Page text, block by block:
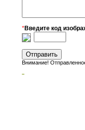
*Введите код
Внимание!